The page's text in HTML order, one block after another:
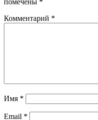
помечены *
Комментарий *
Имя *
Email *